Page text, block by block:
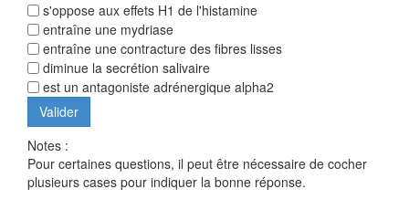
s'oppose aux effets H1 de l'histamine
entraîne une mydriase
entraîne une contracture des fibres lisses
diminue la secrétion salivaire
est un antagoniste adrénergique alpha2
Notes :
Pour certaines questions, il peut être nécessaire de cocher
plusieurs cases pour indiquer la bonne réponse.